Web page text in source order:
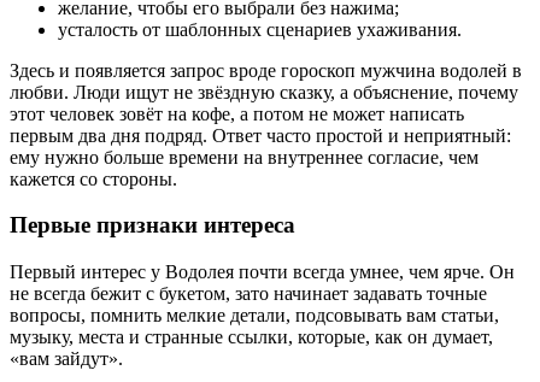
желание, чтобы его выбрали без нажима;
усталость от шаблонных сценариев ухаживания.
Здесь и появляется запрос вроде гороскоп мужчина водолей в
любви. Люди ищут не звёздную сказку, а объяснение, почему
этот человек зовёт на кофе, а потом не может написать
первым два дня подряд. Ответ часто простой и неприятный:
ему нужно больше времени на внутреннее согласие, чем
кажется со стороны.
Первые признаки интереса
Первый интерес у Водолея почти всегда умнее, чем ярче. Он
не всегда бежит с букетом, зато начинает задавать точные
вопросы, помнить мелкие детали, подсовывать вам статьи,
музыку, места и странные ссылки, которые, как он думает,
«вам зайдут».